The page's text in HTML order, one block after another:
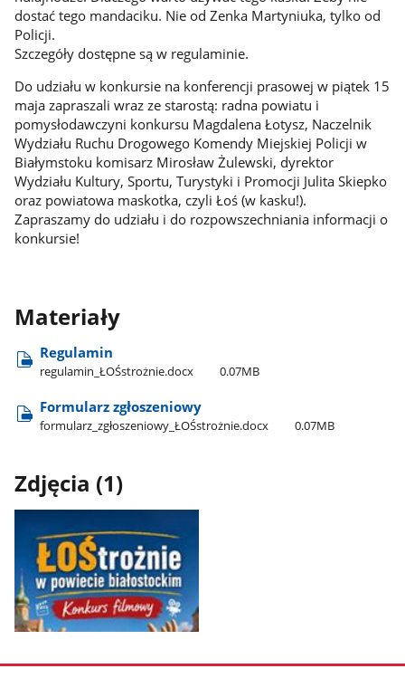
dostać tego mandaciku. Nie od Zenka Martyniuka, tylko od
Policji.
Szczegóły dostępne są w regulaminie.
Do udziału w konkursie na konferencji prasowej w piątek 15
maja zapraszali wraz ze starostą: radna powiatu i
pomysłodawczyni konkursu Magdalena Łotysz, Naczelnik
Wydziału Ruchu Drogowego Komendy Miejskiej Policji w
Białymstoku komisarz Mirosław Żulewski, dyrektor
Wydziału Kultury, Sportu, Turystyki i Promocji Julita Skiepko
oraz powiatowa maskotka, czyli Łoś (w kasku!).
Zapraszamy do udziału i do rozpowszechniania informacji o
konkursie!
Materiały
Regulamin
regulamin​_ŁOŚstrożnie.docx 0.07MB
Formularz zgłoszeniowy
formularz​_zgłoszeniowy​_ŁOŚstrożnie.docx 0.07MB
Zdjęcia (1)
zdjęcie